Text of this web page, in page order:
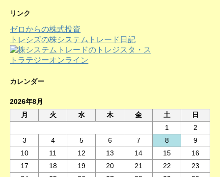
カ
ブ
リンク
ゼロからの株式投資
トレシズの株システムトレード日記
カレンダー
2026年8月
月
火 水 木 金 土
日
1
2
3
4 5 6 7 8
9
10
11 12 13 14 15
16
17
18 19 20 21 22
23